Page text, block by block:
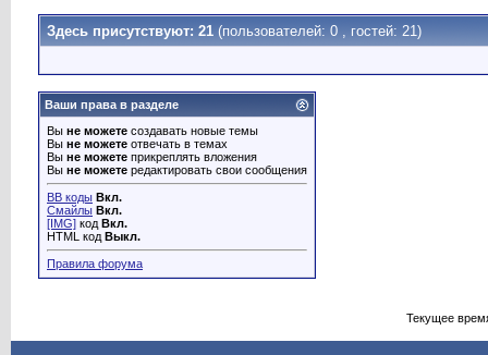
Здесь присутствуют: 21 (пользователей: 0 , гостей: 21)
Ваши права в разделе
Вы не можете создавать новые темы
Вы не можете отвечать в темах
Вы не можете прикреплять вложения
Вы не можете редактировать свои сообщения
BB коды Вкл.
Смайлы Вкл.
[IMG] код Вкл.
HTML код Выкл.
Правила форума
Текущее